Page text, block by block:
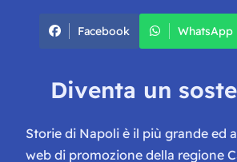
Facebook WhatsApp
Diventa un
Storie di Napoli è il più grande ed
web di promozione della regione